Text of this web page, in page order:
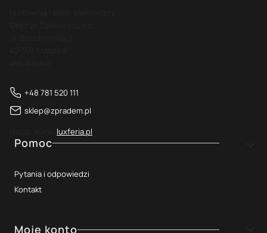
+48 781 520 111
sklep@zpradem.pl
luxferia.pl
Linki w stopce
Pomoc
Pytania i odpowiedzi
Kontakt
Moje konto